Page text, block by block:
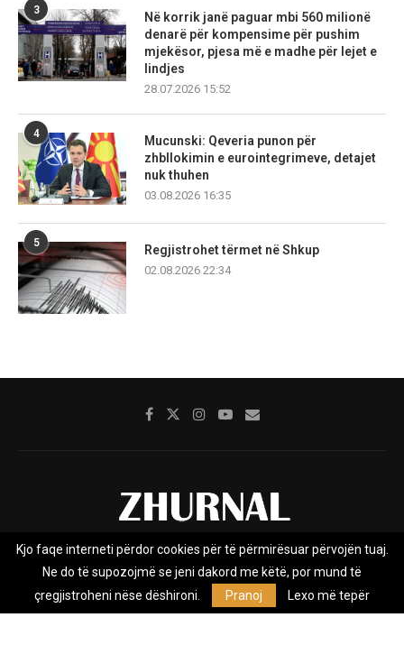
3
Në korrik janë paguar mbi 560 milionë
denarë për kompensime për pushim
mjekësor, pjesa më e madhe për lejet e
lindjes
28.07.2026 15:52
4
Mucunski: Qeveria punon për
zhbllokimin e eurointegrimeve, detajet
nuk thuhen
03.08.2026 16:35
5
Regjistrohet tërmet në Shkup
02.08.2026 22:34
Rreth nesh Impresumi Marketing
Privacy Policy
Zhurnal.mk është Agjenci e Lajmeve e pavarur, e themeluar në vitin
Kjo faqe interneti përdor cookies për të përmirësuar përvojën tuaj.
Ne do të supozojmë se jeni dakord me këtë, por mund të
çregjistroheni nëse dëshironi.
Pranoj Lexo më tepër